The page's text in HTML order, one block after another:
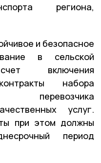
региона,
и безопасное
в сельской
включения
набора
услуг.
при этом должны
период